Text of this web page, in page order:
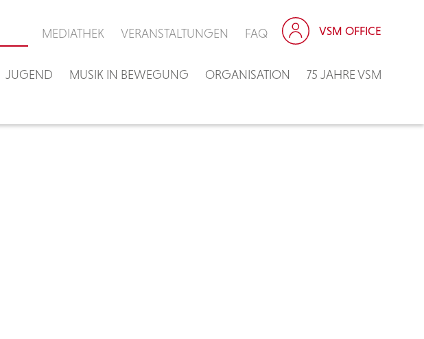
JUGEND MUSIK IN BEWEGUNG ORGANISATION 75 JAHRE VSM
MEDIATHEK VERANSTALTUNGEN FAQ VSM OFFICE